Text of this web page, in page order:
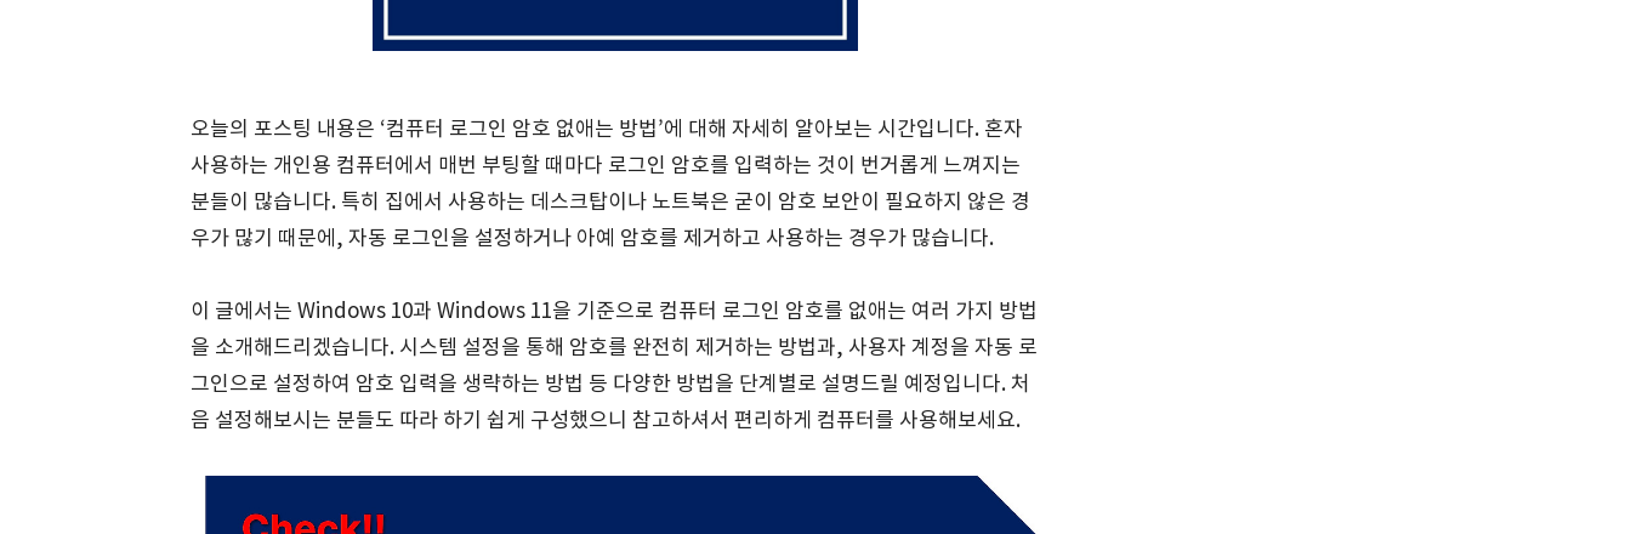
오늘의 포스팅 내용은 ‘컴퓨터 로그인 암호 없애는 방법’에 대해 자세히 알아보는 시간입니다. 혼자
사용하는 개인용 컴퓨터에서 매번 부팅할 때마다 로그인 암호를 입력하는 것이 번거롭게 느껴지는
분들이 많습니다. 특히 집에서 사용하는 데스크탑이나 노트북은 굳이 암호 보안이 필요하지 않은 경
우가 많기 때문에, 자동 로그인을 설정하거나 아예 암호를 제거하고 사용하는 경우가 많습니다.
이 글에서는 Windows 10과 Windows 11을 기준으로 컴퓨터 로그인 암호를 없애는 여러 가지 방법
을 소개해드리겠습니다. 시스템 설정을 통해 암호를 완전히 제거하는 방법과, 사용자 계정을 자동 로
그인으로 설정하여 암호 입력을 생략하는 방법 등 다양한 방법을 단계별로 설명드릴 예정입니다. 처
음 설정해보시는 분들도 따라 하기 쉽게 구성했으니 참고하셔서 편리하게 컴퓨터를 사용해보세요.